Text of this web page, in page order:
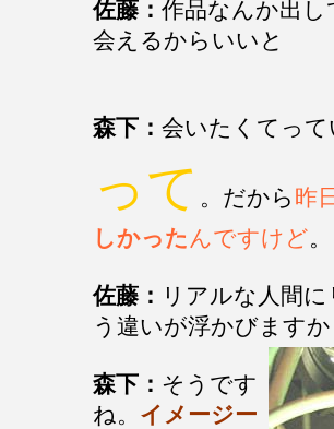
佐藤： 作品なんか出
会えるからいいと
森下： 会いたくてっ
って 。だから 昨
しかった んですけど
佐藤： リアルな人間
う違いが浮かびます
森下： そうです
ね。 イメージー